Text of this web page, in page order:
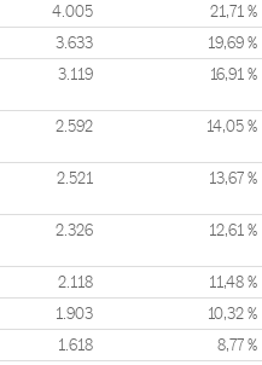
4.005 21,71 %
3.633 19,69 %
3.119 16,91 %
2.592 14,05 %
2.521 13,67 %
2.326 12,61 %
2.118 11,48 %
1.903 10,32 %
1.618 8,77 %